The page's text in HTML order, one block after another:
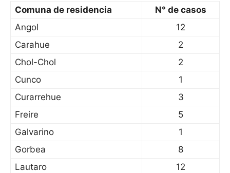
Comuna de residencia
N° de casos
Angol
12
Carahue
2
Chol-Chol
2
Cunco
1
Curarrehue
3
Freire
5
Galvarino
1
Gorbea
8
Lautaro
12